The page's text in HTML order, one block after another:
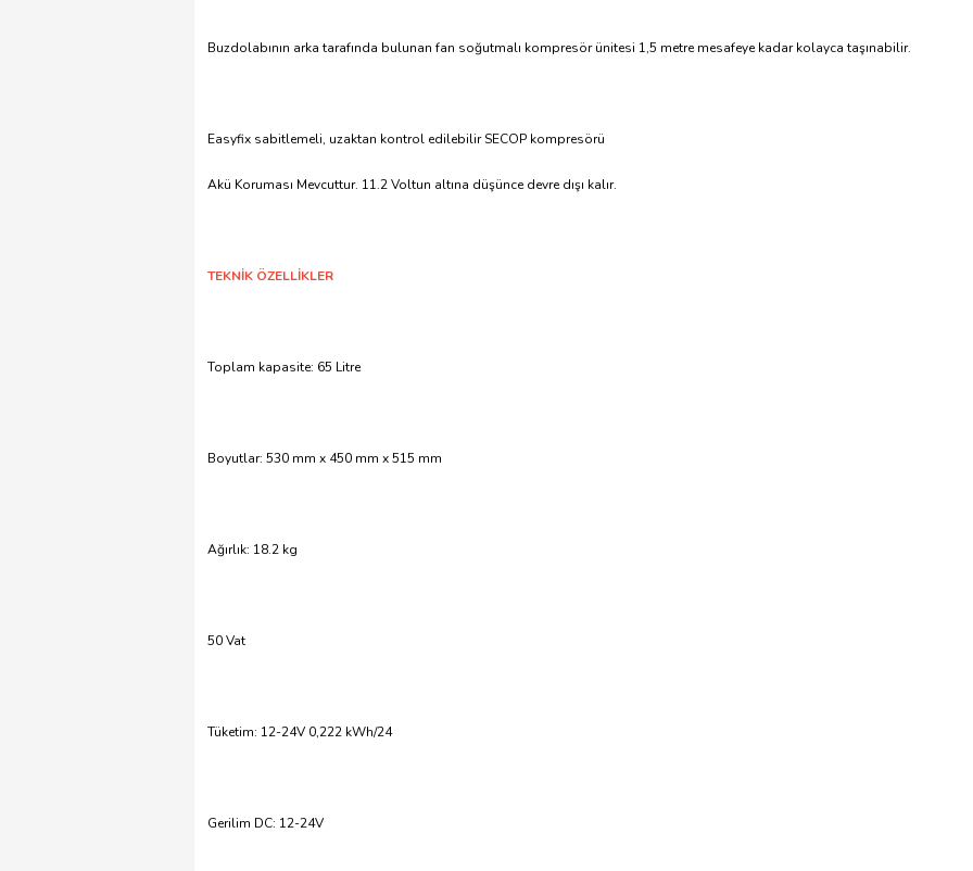
Buzdolabının arka tarafında bulunan fan soğutmalı kompresör ünitesi 1,5 metre mesafeye kadar kolayca taşınabilir.
Easyfix sabitlemeli, uzaktan kontrol edilebilir SECOP kompresörü
Akü Koruması Mevcuttur. 11.2 Voltun altına düşünce devre dışı kalır.
TEKNİK ÖZELLİKLER
Toplam kapasite: 65 Litre
Boyutlar: 530 mm x 450 mm x 515 mm
Ağırlık: 18.2 kg
50 Vat
Tüketim: 12-24V 0,222 kWh/24
Gerilim DC: 12-24V